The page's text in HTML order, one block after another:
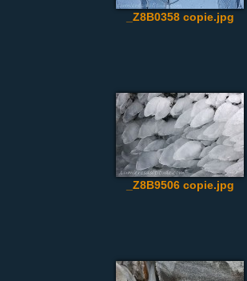
_Z8B0358 copie.jpg
_Z8B9506 copie.jpg